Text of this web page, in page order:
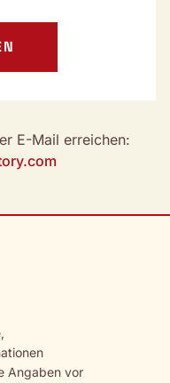
E-Mail erreichen:
Angaben vor